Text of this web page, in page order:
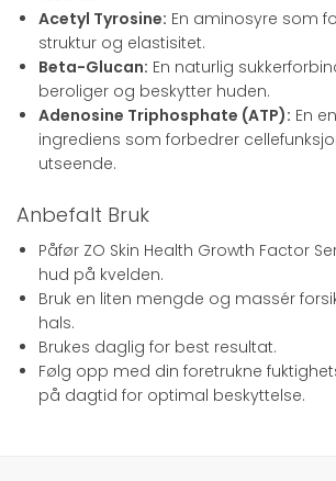
Acetyl Tyrosine: En aminosyre som
struktur og elastisitet.
Beta-Glucan: En naturlig
beroliger og beskytter huden.
Adenosine Triphosphate (ATP): En
ingrediens som forbedrer
utseende.
Anbefalt Bruk
Påfør ZO Skin Health Growth Factor
hud på kvelden.
Bruk en liten mengde og massér
hals.
Brukes daglig for best resultat.
Følg opp med din foretrukne
på dagtid for optimal beskyttelse.